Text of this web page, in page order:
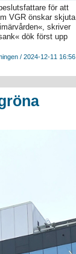
för att
VGR önskar skjuta
skriver
dök först upp
/ 2024-12-11 16:56